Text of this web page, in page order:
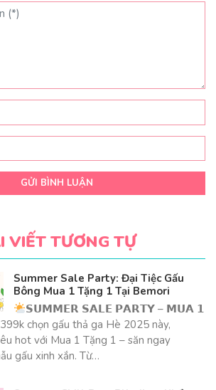
GỬI BÌNH LUẬN
VIẾT TƯƠNG TỰ
Summer Sale Party: Đại Tiệc Gấu
Bông Mua 1 Tặng 1 Tại Bemori
𝗦𝗨𝗠𝗠𝗘𝗥 𝗦𝗔𝗟𝗘 𝗣𝗔𝗥𝗧𝗬 – 𝗠𝗨𝗔 𝟭
chọn gấu thả ga Hè 2025 này,
hot với Mua 1 Tặng 1 – săn ngay
gấu xinh xắn. Từ…